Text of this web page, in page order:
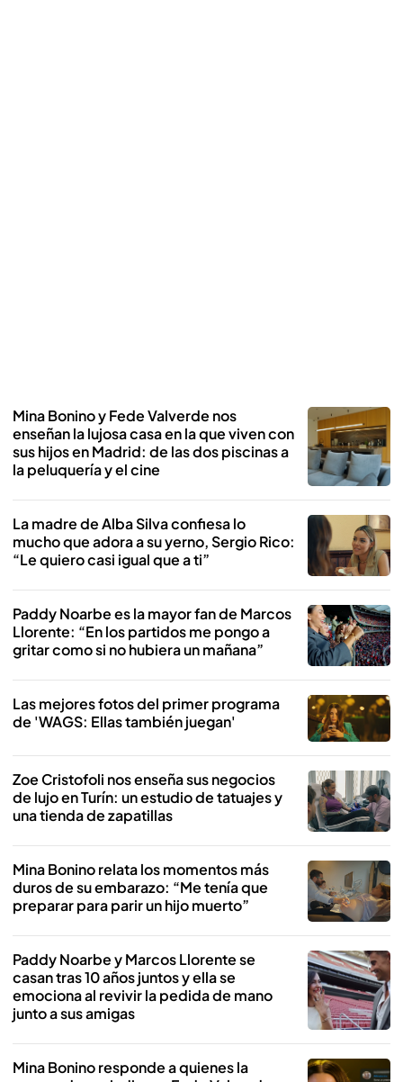
Mina Bonino y Fede Valverde nos
enseñan la lujosa casa en la que viven con
sus hijos en Madrid: de las dos piscinas a
la peluquería y el cine
La madre de Alba Silva confiesa lo
mucho que adora a su yerno, Sergio Rico:
“Le quiero casi igual que a ti”
Paddy Noarbe es la mayor fan de Marcos
Llorente: “En los partidos me pongo a
gritar como si no hubiera un mañana”
Las mejores fotos del primer programa
de 'WAGS: Ellas también juegan'
Zoe Cristofoli nos enseña sus negocios
de lujo en Turín: un estudio de tatuajes y
una tienda de zapatillas
Mina Bonino relata los momentos más
duros de su embarazo: “Me tenía que
preparar para parir un hijo muerto”
Paddy Noarbe y Marcos Llorente se
casan tras 10 años juntos y ella se
emociona al revivir la pedida de mano
junto a sus amigas
Mina Bonino responde a quienes la